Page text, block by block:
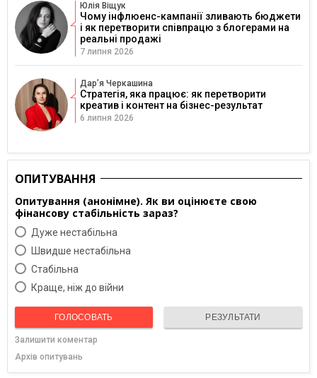
Юлія Віщук
Чому інфлюенс-кампанії зливають бюджети
і як перетворити співпрацю з блогерами на
реальні продажі
7 липня 2026
Дарʼя Черкашина
Стратегія, яка працює: як перетворити
креатив і контент на бізнес-результат
6 липня 2026
ОПИТУВАННЯ
Опитування (анонімне). Як ви оцінюєте свою
фінансову стабільність зараз?
Дуже нестабільна
Швидше нестабільна
Cтабільна
Краще, ніж до війни
ГОЛОСОВАТЬ РЕЗУЛЬТАТИ
Залишити коментар
Архів опитувань